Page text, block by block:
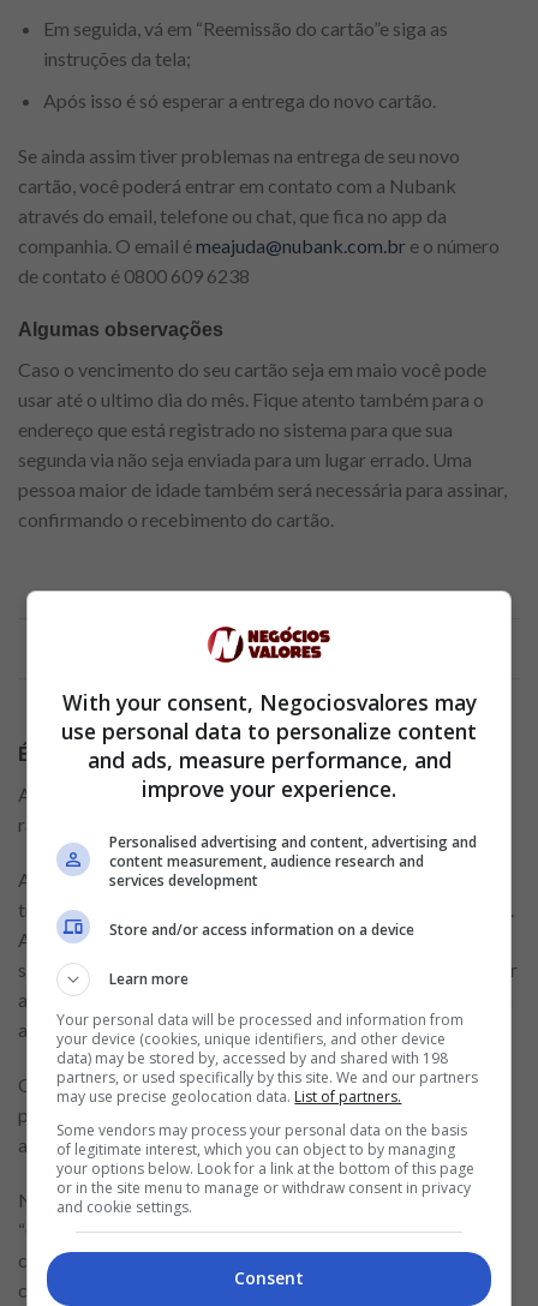
Em seguida, vá em “Reemissão do cartão”e siga as
instruções da tela;
Após isso é só esperar a entrega do novo cartão.
Se ainda assim tiver problemas na entrega de seu novo
cartão, você poderá entrar em contato com a Nubank
através do email, telefone ou chat, que fica no app da
companhia. O email émeajuda@nubank.com.br e o número
de contato é 0800 609 6238
Algumas observações
Caso o vencimento do seu cartão seja em maio você pode
usar até o ultimo dia do mês. Fique atento também para o
endereço que está registrado no sistema para que sua
segunda via não seja enviada para um lugar errado. Uma
pessoa maior de idade também será necessária para assinar,
confirmando o recebimento do cartão.
É possível rastrear o envio do cartão Nubank?
Através do app instalado do celular do Nubank será possível
rastrear o envio do cartão, seja ele de débito ou crédito.
Após produzido o cartão ele é enviado para a empresa de
transportes, daí parte para o endereço cadastrado do cliente.
A data estimada para envio e recebimento do cartão poderá
ser visualizada no aplicativo. Se a transportadora não atender
a seu endereço não se preocupe. Ele será encaminhado para a
agência dos correios e seguirá para seu endereço.
O rastreamento do cartão Nubank é feito
pelo aplicativo instalado no celular, onde é possível
acompanhar a entrega do cartão de débito ou crédito.
No rastreamento pela transportadora, basta o cliente em
“Cartão em Trânsito“. Logo em seguida, irá aparecer um
código, em roxo, na tela seguinte, o NUCODE. Apenas
clicando neste código é possível acompanhar o envio. Além
With your consent, Negociosvalores may
use personal data to personalize content
and ads, measure performance, and
improve your experience.
Personalised advertising and content, advertising and
content measurement, audience research and
services development
Store and/or access information on a device
Learn more
Your personal data will be processed and information from
your device (cookies, unique identifiers, and other device
data) may be stored by, accessed by and shared with 198
partners, or used specifically by this site. We and our partners
may use precise geolocation data. List of partners.
Some vendors may process your personal data on the basis
of legitimate interest, which you can object to by managing
your options below. Look for a link at the bottom of this page
or in the site menu to manage or withdraw consent in privacy
and cookie settings.
Consent